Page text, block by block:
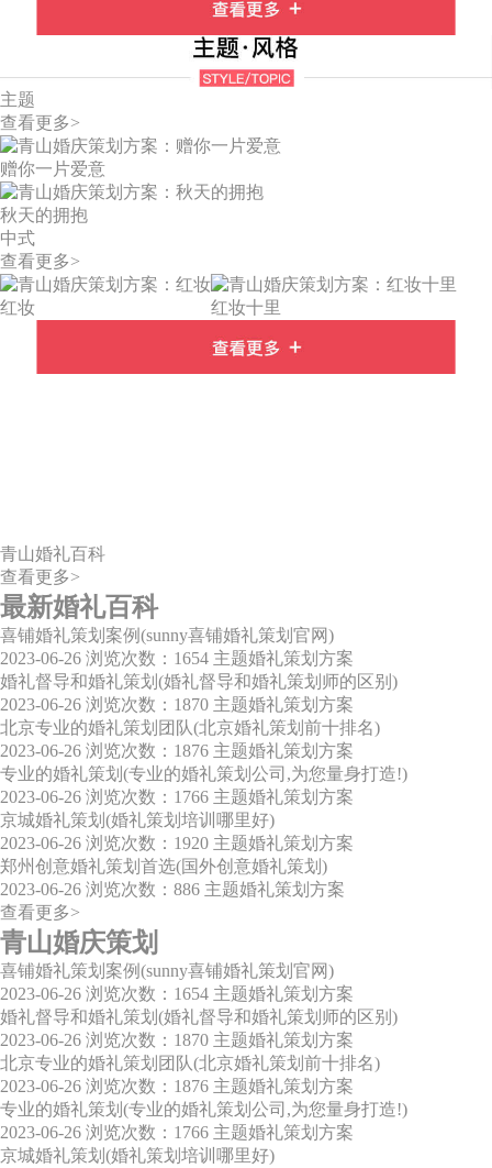
主题
查看更多>
赠你一片爱意
秋天的拥抱
中式
查看更多>
红妆 红妆十里
青山婚礼百科
查看更多>
最新婚礼百科
喜铺婚礼策划案例(sunny喜铺婚礼策划官网)
2023-06-26 浏览次数：1654 主题婚礼策划方案
婚礼督导和婚礼策划(婚礼督导和婚礼策划师的区别)
2023-06-26 浏览次数：1870 主题婚礼策划方案
北京专业的婚礼策划团队(北京婚礼策划前十排名)
2023-06-26 浏览次数：1876 主题婚礼策划方案
专业的婚礼策划(专业的婚礼策划公司,为您量身打造!)
2023-06-26 浏览次数：1766 主题婚礼策划方案
京城婚礼策划(婚礼策划培训哪里好)
2023-06-26 浏览次数：1920 主题婚礼策划方案
郑州创意婚礼策划首选(国外创意婚礼策划)
2023-06-26 浏览次数：886 主题婚礼策划方案
查看更多>
青山婚庆策划
喜铺婚礼策划案例(sunny喜铺婚礼策划官网)
2023-06-26 浏览次数：1654 主题婚礼策划方案
婚礼督导和婚礼策划(婚礼督导和婚礼策划师的区别)
2023-06-26 浏览次数：1870 主题婚礼策划方案
北京专业的婚礼策划团队(北京婚礼策划前十排名)
2023-06-26 浏览次数：1876 主题婚礼策划方案
专业的婚礼策划(专业的婚礼策划公司,为您量身打造!)
2023-06-26 浏览次数：1766 主题婚礼策划方案
京城婚礼策划(婚礼策划培训哪里好)